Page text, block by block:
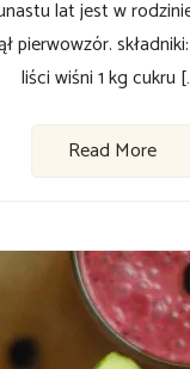
lat jest w
pierwowzór.
liści wiśni 1 kg cukru
Read More